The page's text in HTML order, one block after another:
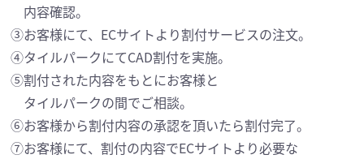
内容確認。
③お客様にて、ECサイトより割付サービスの注文。
④タイルパークにてCAD割付を実施。
⑤割付された内容をもとにお客様と
タイルパークの間でご相談。
⑥お客様から割付内容の承認を頂いたら割付完了。
⑦お客様にて、割付の内容でECサイトより必要な